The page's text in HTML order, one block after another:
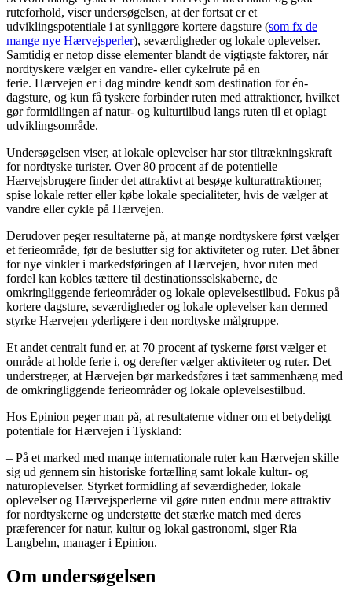
ruteforhold, viser undersøgelsen, at der fortsat er et
udviklingspotentiale i at synliggøre kortere dagsture (som fx de
mange nye Hærvejsperler), seværdigheder og lokale oplevelser.
Samtidig er netop disse elementer blandt de vigtigste faktorer, når
nordtyskere vælger en vandre- eller cykelrute på en
ferie. Hærvejen er i dag mindre kendt som destination for én-
dagsture, og kun få tyskere forbinder ruten med attraktioner, hvilket
gør formidlingen af natur- og kulturtilbud langs ruten til et oplagt
udviklingsområde.
Undersøgelsen viser, at lokale oplevelser har stor tiltrækningskraft
for nordtyske turister. Over 80 procent af de potentielle
Hærvejsbrugere finder det attraktivt at besøge kulturattraktioner,
spise lokale retter eller købe lokale specialiteter, hvis de vælger at
vandre eller cykle på Hærvejen.
Derudover peger resultaterne på, at mange nordtyskere først vælger
et ferieområde, før de beslutter sig for aktiviteter og ruter. Det åbner
for nye vinkler i markedsføringen af Hærvejen, hvor ruten med
fordel kan kobles tættere til destinationsselskaberne, de
omkringliggende ferieområder og lokale oplevelsestilbud. Fokus på
kortere dagsture, seværdigheder og lokale oplevelser kan dermed
styrke Hærvejen yderligere i den nordtyske målgruppe.
Et andet centralt fund er, at 70 procent af tyskerne først vælger et
område at holde ferie i, og derefter vælger aktiviteter og ruter. Det
understreger, at Hærvejen bør markedsføres i tæt sammenhæng med
de omkringliggende ferieområder og lokale oplevelsestilbud.
Hos Epinion peger man på, at resultaterne vidner om et betydeligt
potentiale for Hærvejen i Tyskland:
– På et marked med mange internationale ruter kan Hærvejen skille
sig ud gennem sin historiske fortælling samt lokale kultur- og
naturoplevelser. Styrket formidling af seværdigheder, lokale
oplevelser og Hærvejsperlerne vil gøre ruten endnu mere attraktiv
for nordtyskerne og understøtte det stærke match med deres
præferencer for natur, kultur og lokal gastronomi, siger Ria
Langbehn, manager i Epinion.
Om undersøgelsen